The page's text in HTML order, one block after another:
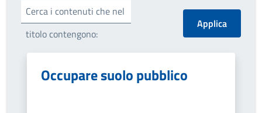
Cerca i contenuti che nel
titolo contengono:
Occupare suolo pubblico